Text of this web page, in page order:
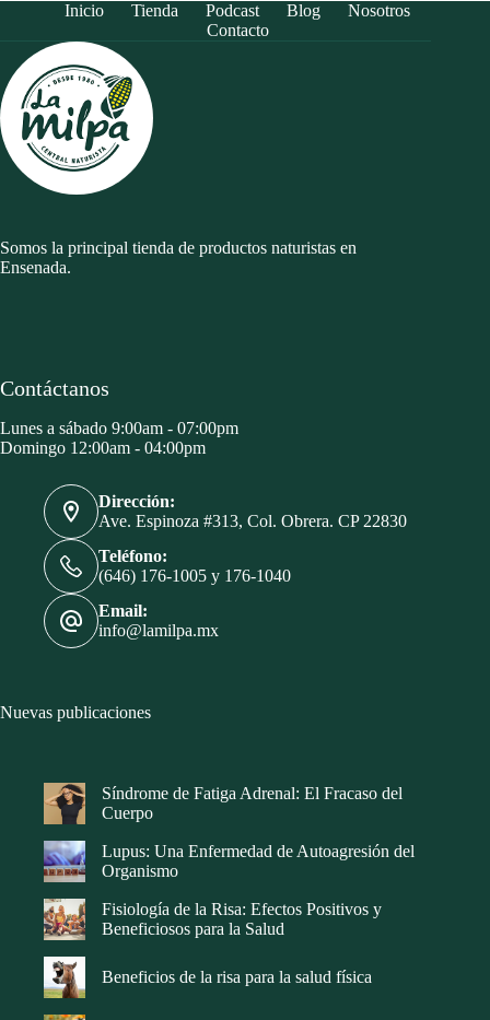
Inicio Tienda Podcast Blog
Nosotros
Contacto
Somos la principal tienda de productos naturistas en
Ensenada.
Contáctanos
Lunes a sábado 9:00am - 07:00pm
Domingo 12:00am - 04:00pm
Dirección:
Ave. Espinoza #313, Col. Obrera. CP 22830
Teléfono:
(646) 176-1005 y 176-1040
Email:
info@lamilpa.mx
Nuevas publicaciones
Síndrome de Fatiga Adrenal: El Fracaso del
Cuerpo
Lupus: Una Enfermedad de Autoagresión del
Organismo
Fisiología de la Risa: Efectos Positivos y
Beneficiosos para la Salud
Beneficios de la risa para la salud física